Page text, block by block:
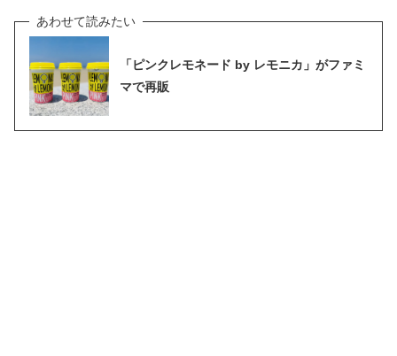
「ピンクレモネード by レモニカ」がファミ
マで再販